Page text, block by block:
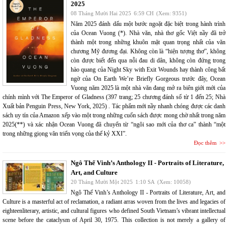
2025
08 Tháng Mười Hai 2025 6:59 CH (Xem: 9351)
Năm 2025 đánh dấu một bước ngoặt đặc biệt trong hành trình
của Ocean Vuong (*). Nhà văn, nhà thơ gốc Việt nầy đã trở
thành một trong những khuôn mặt quan trọng nhất của văn
chương Mỹ đương đại. Không còn là “hiện tượng thơ”, không
còn được biết đến qua nỗi đau di dân, không còn đứng trong
hào quang của Night Sky with Exit Wounds hay thành công bất
ngờ của On Earth We’re Briefly Gorgeous trước đây, Ocean
Vuong năm 2025 là một nhà văn đang mở ra biên giới mới của
chính mình với The Emperor of Gladness (397 trang; 25 chương đánh số từ 1 đến 25; Nhà
Xuất bản Penguin Press, New York, 2025) . Tác phẩm mới nầy nhanh chóng được các danh
sách uy tín của Amazon xếp vào một trong những cuốn sách được mong chờ nhất trong năm
2025(**) và xác nhận Ocean Vuong đã chuyển từ “ngôi sao mới của thơ ca” thành “một
trong những giọng văn triển vọng của thế kỷ XXI”.
Đọc thêm
Ngô Thế Vinh’s Anthology II - Portraits of Literature,
Art, and Culture
20 Tháng Mười Một 2025 1:10 SA (Xem: 10058)
Ngô Thế Vinh’s Anthology II - Portraits of Literature, Art, and
Culture is a masterful act of reclamation, a radiant arras woven from the lives and legacies of
eighteenliterary, artistic, and cultural figures who defined South Vietnam’s vibrant intellectual
scene before the cataclysm of April 30, 1975. This collection is not merely a gallery of